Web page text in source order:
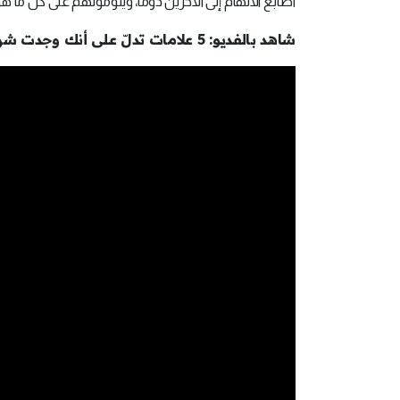
شاهد بالفديو: 5 علامات تدلّ على أنك وجدت شريك العمر